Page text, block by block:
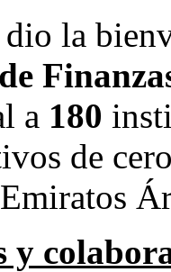
la
a 180
de
y